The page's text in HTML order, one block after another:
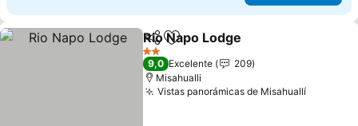
CompartirAgregar a favoritos
Rio Napo Lodge
2 Estrellas
9,0 Excelente
209
Misahualli
Vistas panorámicas de Misahuallí